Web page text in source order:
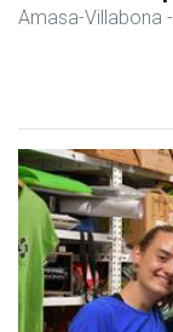
Amasa-Villabona